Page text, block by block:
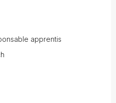
apprentis